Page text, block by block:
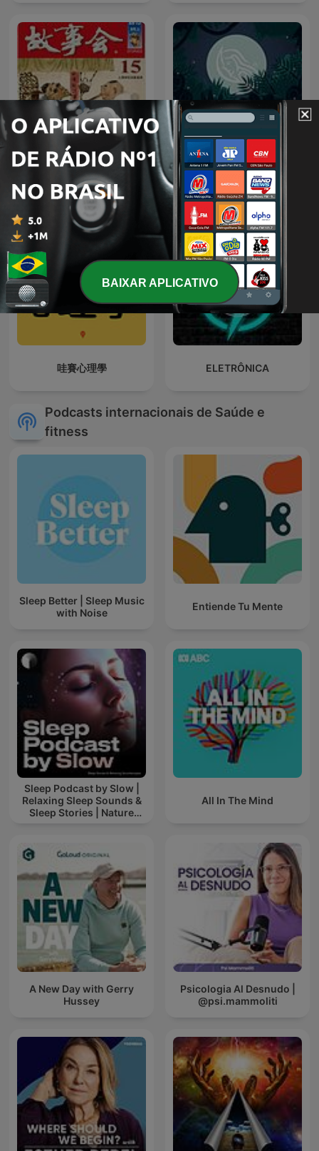
成人睡前故事
Sons para relaxar | by
Relaxing White Noise
哇賽心理學 ELETRÔNICA
Podcasts internacionais de Saúde e
fitness
Sleep Better | Sleep Music
with Noise
Entiende Tu Mente
Sleep Podcast by Slow |
Relaxing Sleep Sounds &
Sleep Stories | Nature
All In The Mind
A New Day with Gerry
Hussey
Psicologia Al Desnudo |
@psi.mammoliti
BAIXAR APLICATIVO